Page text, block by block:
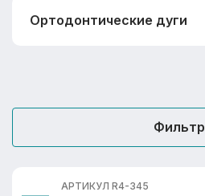
NexStep Pro
Самолигирующие
Ортодонтические дуги
Фильтр
АРТИКУЛ R4-345